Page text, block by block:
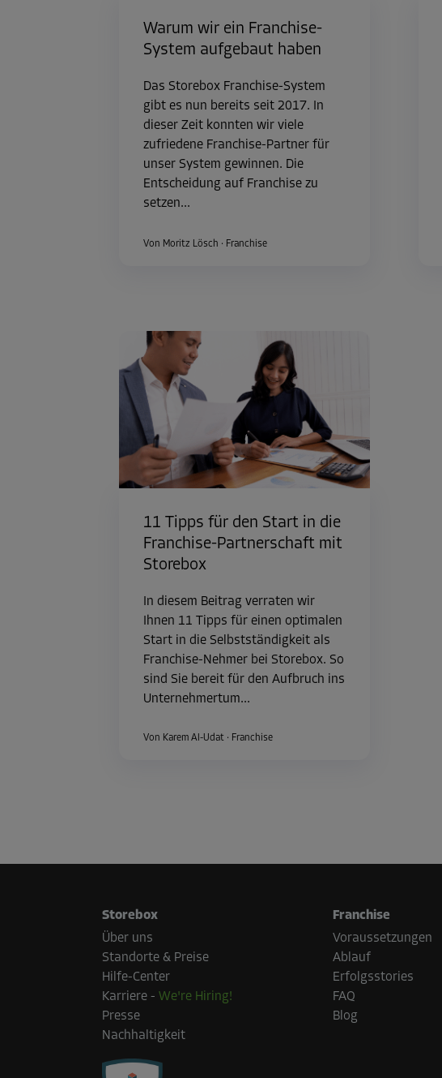
Warum wir ein Franchise-
System aufgebaut haben
Das Storebox Franchise-System
gibt es nun bereits seit 2017. In
dieser Zeit konnten wir viele
zufriedene Franchise-Partner für
unser System gewinnen. Die
Entscheidung auf Franchise zu
setzen...
Von Moritz Lösch · Franchise
11 Tipps für den Start in die
Franchise-Partnerschaft mit
Storebox
In diesem Beitrag verraten wir
Ihnen 11 Tipps für einen optimalen
Start in die Selbstständigkeit als
Franchise-Nehmer bei Storebox. So
sind Sie bereit für den Aufbruch ins
Unternehmertum...
Von Karem Al-Udat · Franchise
Storebox
Über uns
Standorte & Preise
Hilfe-Center
Karriere - We're Hiring!
Presse
Nachhaltigkeit
Franchise
Voraussetzungen
Ablauf
Erfolgsstories
FAQ
Blog